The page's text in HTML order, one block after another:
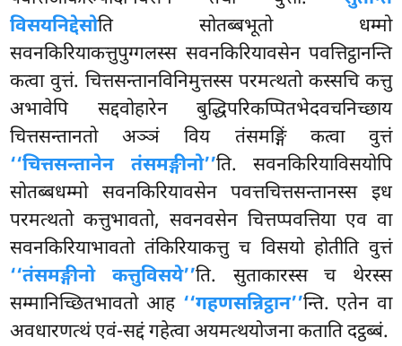
विसयनिद्देसोति सोतब्बभूतो धम्मो
सवनकिरियाकत्तुपुग्गलस्स सवनकिरियावसेन पवत्तिट्ठानन्ति
कत्वा वुत्तं. चित्तसन्तानविनिमुत्तस्स परमत्थतो कस्सचि कत्तु
अभावेपि सद्दवोहारेन बुद्धिपरिकप्पितभेदवचनिच्छाय
चित्तसन्तानतो अञ्ञं विय तंसमङ्गिं कत्वा वुत्तं
‘‘चित्तसन्तानेन तंसमङ्गीनो’’ति. सवनकिरियाविसयोपि
सोतब्बधम्मो सवनकिरियावसेन पवत्तचित्तसन्तानस्स इध
परमत्थतो कत्तुभावतो, सवनवसेन चित्तप्पवत्तिया एव वा
सवनकिरियाभावतो तंकिरियाकत्तु च विसयो होतीति वुत्तं
‘‘तंसमङ्गीनो कत्तुविसये’’ति. सुताकारस्स च थेरस्स
सम्मानिच्छितभावतो आह ‘‘गहणसन्निट्ठान’’न्ति. एतेन वा
अवधारणत्थं एवं-सद्दं गहेत्वा अयमत्थयोजना कताति दट्ठब्बं.